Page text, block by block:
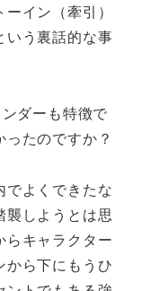
イン（牽引）
いう裏話的な事
ダーも特徴で
たのですか？
でよくできたな
襲しようとは思
らキャラクター
から下にもうひ